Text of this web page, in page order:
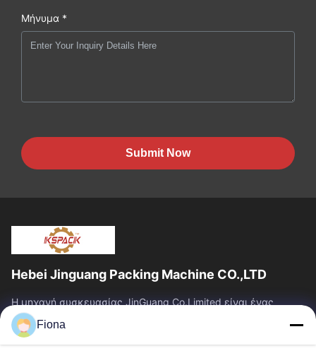
Μήνυμα *
Submit Now
Hebei Jinguang Packing Machine CO.,LTD
Η μηχανή συσκευασίας JinGuang Co.Limited είναι ένας
επαγγελματικός ζαρωμένος εξοπλισμός εκτύπωσης
χαρτοκιβωτίων και σχετικά μηχανήματα για την...
Γρήγοροι Σύνδεσμοι
Fiona